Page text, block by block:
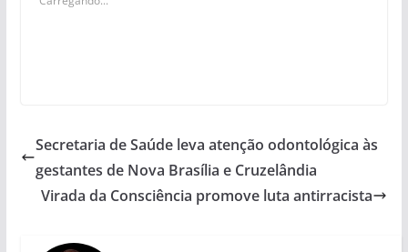
Secretaria de Saúde leva atenção odontológica às
gestantes de Nova Brasília e Cruzelândia
Virada da Consciência promove luta antirracista